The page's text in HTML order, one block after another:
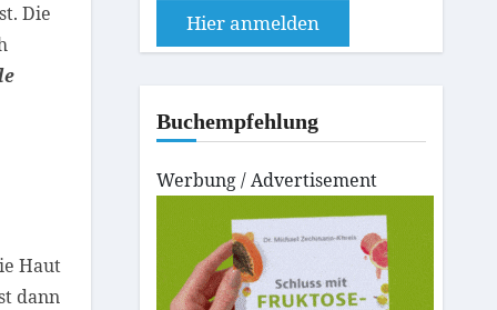
Die
Haut
dann
Hier anmelden
Buchempfehlung
Werbung / Advertisement